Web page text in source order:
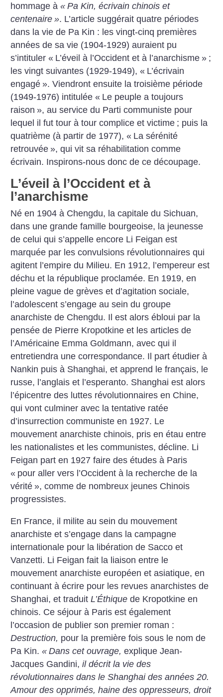
hommage à« Pa Kin, écrivain chinois et
centenaire ». L’article suggérait quatre périodes
dans la vie de Pa Kin : les vingt-cinq premières
années de sa vie (1904-1929) auraient pu
s’intituler « L’éveil à l’Occident et à l’anarchisme » ;
les vingt suivantes (1929-1949), « L’écrivain
engagé ». Viendront ensuite la troisième période
(1949-1976) intitulée « Le peuple a toujours
raison », au service du Parti communiste pour
lequel il fut tour à tour complice et victime ; puis la
quatrième (à partir de 1977), « La sérénité
retrouvée », qui vit sa réhabilitation comme
écrivain. Inspirons-nous donc de ce découpage.
L’éveil à l’Occident et à
l’anarchisme
Né en 1904 à Chengdu, la capitale du Sichuan,
dans une grande famille bourgeoise, la jeunesse
de celui qui s’appelle encore Li Feigan est
marquée par les convulsions révolutionnaires qui
agitent l’empire du Milieu. En 1912, l’empereur est
déchu et la république proclamée. En 1919, en
pleine vague de grèves et d’agitation sociale,
l’adolescent s’engage au sein du groupe
anarchiste de Chengdu. Il est alors ébloui par la
pensée de Pierre Kropotkine et les articles de
l’Américaine Emma Goldmann, avec qui il
entretiendra une correspondance. Il part étudier à
Nankin puis à Shanghai, et apprend le français, le
russe, l’anglais et l’esperanto. Shanghai est alors
l’épicentre des luttes révolutionnaires en Chine,
qui vont culminer avec la tentative ratée
d’insurrection communiste en 1927. Le
mouvement anarchiste chinois, pris en étau entre
les nationalistes et les communistes, décline. Li
Feigan part en 1927 faire des études à Paris
« pour aller vers l’Occident à la recherche de la
vérité », comme de nombreux jeunes Chinois
progressistes.
En France, il milite au sein du mouvement
anarchiste et s’engage dans la campagne
internationale pour la libération de Sacco et
Vanzetti. Li Feigan fait la liaison entre le
mouvement anarchiste européen et asiatique, en
continuant à écrire pour les revues anarchistes de
Shanghai, et traduitL’Éthique de Kropotkine en
chinois. Ce séjour à Paris est également
l’occasion de publier son premier roman :
Destruction, pour la première fois sous le nom de
Pa Kin.« Dans cet ouvrage, explique Jean-
Jacques Gandini,il décrit la vie des
révolutionnaires dans le Shanghai des années 20.
Amour des opprimés, haine des oppresseurs, droit